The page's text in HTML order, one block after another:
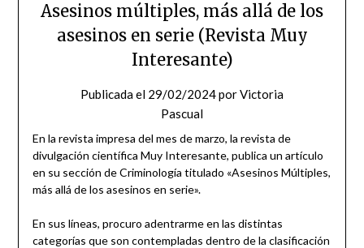
Asesinos múltiples, más allá de los
asesinos en serie (Revista Muy
Interesante)
Publicada el 29/02/2024porVictoria
Pascual
En la revista impresa del mes de marzo, la revista de
divulgación científica Muy Interesante, publica un artículo
en su sección de Criminología titulado «Asesinos Múltiples,
más allá de los asesinos en serie».
En sus líneas, procuro adentrarme en las distintas
categorías que son contempladas dentro de la clasificación